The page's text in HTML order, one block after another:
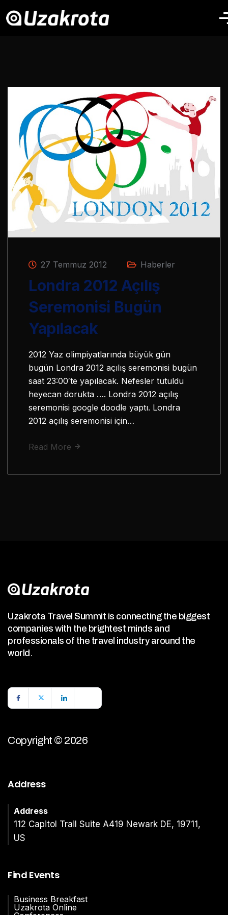
27 Temmuz 2012 Haberler
Londra 2012 Açılış
Seremonisi Bugün
Yapılacak
2012 Yaz olimpiyatlarında büyük gün
bugün Londra 2012 açılış seremonisi bugün
saat 23:00′te yapılacak. Nefesler tutuldu
heyecan dorukta …. Londra 2012 açılış
seremonisi google doodle yaptı. Londra
2012 açılış seremonisi için…
Read More
Uzakrota Travel Summit is connecting the biggest
companies with the brightest minds and
professionals of the travel industry around the
world.
Copyright © 2026
Address
Address
112 Capitol Trail Suite A419 Newark DE, 19711,
US
Find Events
Business Breakfast
Uzakrota Online